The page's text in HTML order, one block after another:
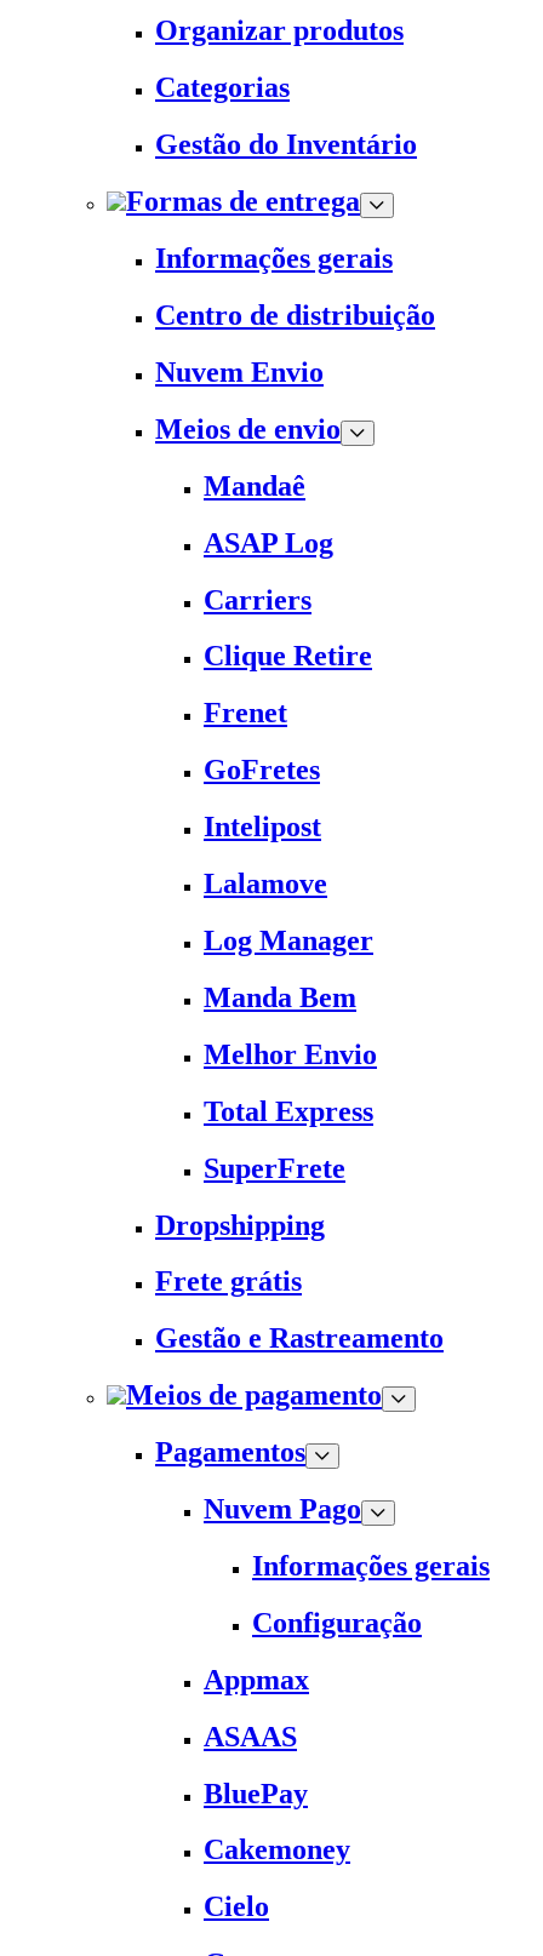
Organizar produtos
Categorias
Gestão do Inventário
Formas de entrega
Informações gerais
Centro de distribuição
Nuvem Envio
Meios de envio
Mandaê
ASAP Log
Carriers
Clique Retire
Frenet
GoFretes
Intelipost
Lalamove
Log Manager
Manda Bem
Melhor Envio
Total Express
SuperFrete
Dropshipping
Frete grátis
Gestão e Rastreamento
Meios de pagamento
Pagamentos
Nuvem Pago
Informações gerais
Configuração
Appmax
ASAAS
BluePay
Cakemoney
Cielo